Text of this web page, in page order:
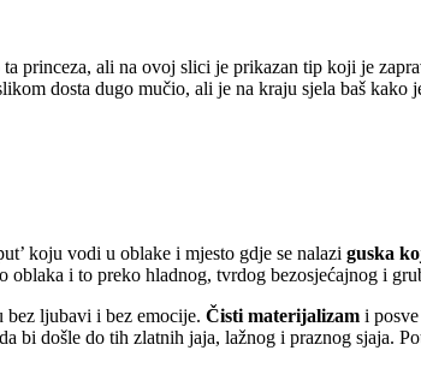
princeza, ali na ovoj slici je prikazan tip koji je
dosta dugo mučio, ali je na kraju sjela baš
koju vodi u oblake i mjesto gdje se nalazi guska
i to preko hladnog, tvrdog bezosjećajnog i
bez ljubavi i bez emocije. Čisti materijalizam i
došle do tih zlatnih jaja, lažnog i praznog sjaja.